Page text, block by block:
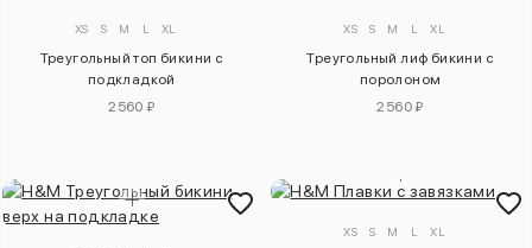
XS S M L XL
Треугольный топ бикини с
подкладкой
2560 ₽
XS S M L XL
Треугольный лиф бикини с
поролоном
2560 ₽
XS S M L XL